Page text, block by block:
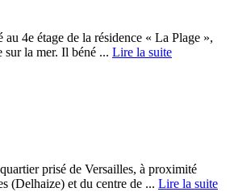
au 4e étage de la résidence « La Plage »,
la mer. Il béné ... Lire la suite
prisé de Versailles, à proximité
(Delhaize) et du centre de ... Lire la suite